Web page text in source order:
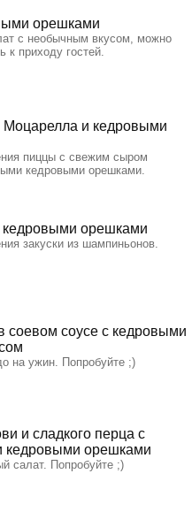
орешками
с необычным вкусом, можно
к приходу гостей.
и кедровыми
пиццы с свежим сыром
кедровыми орешками.
орешками
закуски из шампиньонов.
соевом соусе с кедровыми
на ужин. Попробуйте ;)
и сладкого перца с
кедровыми орешками
салат. Попробуйте ;)